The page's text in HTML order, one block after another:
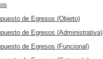
de Egresos (Objeto)
de Egresos (Administrativa)
de Egresos (Funcional)